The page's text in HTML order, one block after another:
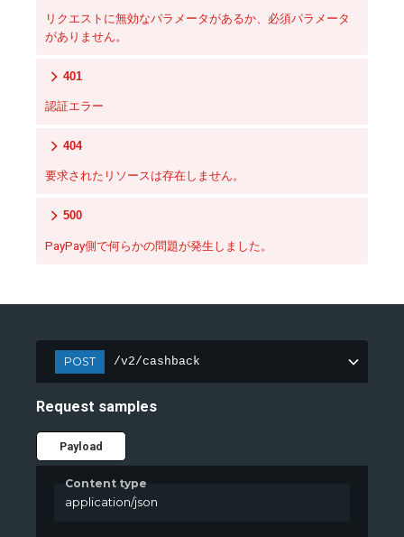
リクエストに無効なパラメータがあるか、必須パラメータ
がありません。
401
認証エラー
404
要求されたリソースは存在しません。
500
PayPay側で何らかの問題が発生しました。
POST /v2/cashback
Request samples
Payload
Content type
application/json